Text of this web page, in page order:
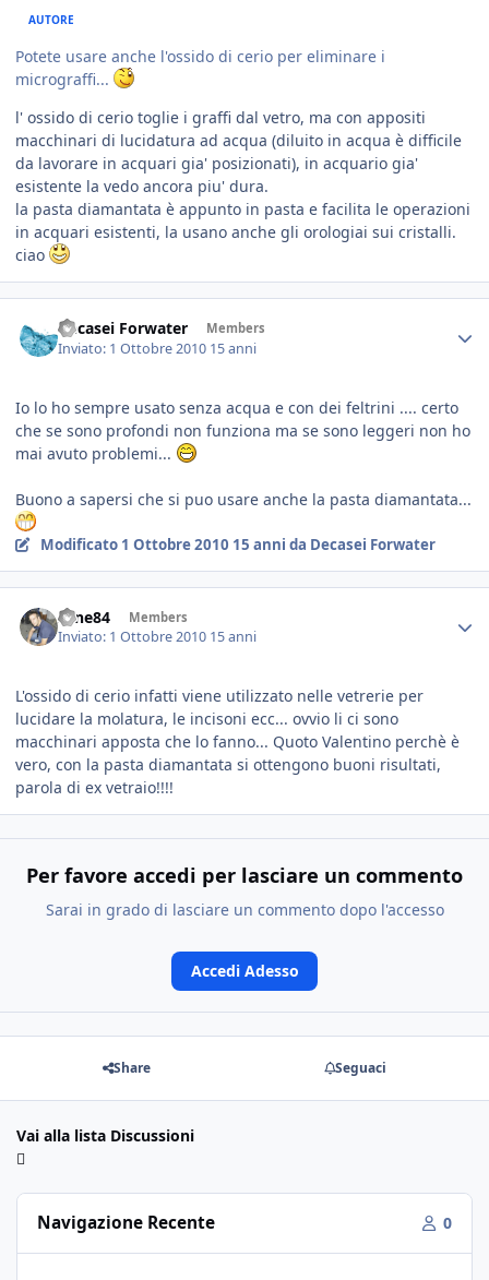
AUTORE
Potete usare anche l'ossido di cerio per eliminare i
micrograffi...
l' ossido di cerio toglie i graffi dal vetro, ma con appositi
macchinari di lucidatura ad acqua (diluito in acqua è difficile
da lavorare in acquari gia' posizionati), in acquario gia'
esistente la vedo ancora piu' dura.
la pasta diamantata è appunto in pasta e facilita le operazioni
in acquari esistenti, la usano anche gli orologiai sui cristalli.
ciao
Decasei Forwater Members
Inviato: 1 Ottobre 2010 15 anni
Io lo ho sempre usato senza acqua e con dei feltrini .... certo
che se sono profondi non funziona ma se sono leggeri non ho
mai avuto problemi...
Buono a sapersi che si puo usare anche la pasta diamantata...
Modificato 1 Ottobre 2010 15 anni da Decasei Forwater
sane84 Members
Inviato: 1 Ottobre 2010 15 anni
L'ossido di cerio infatti viene utilizzato nelle vetrerie per
lucidare la molatura, le incisoni ecc... ovvio li ci sono
macchinari apposta che lo fanno... Quoto Valentino perchè è
vero, con la pasta diamantata si ottengono buoni risultati,
parola di ex vetraio!!!!
Per favore accedi per lasciare un commento
Sarai in grado di lasciare un commento dopo l'accesso
Accedi Adesso
Share Seguaci
Vai alla lista Discussioni
Navigazione Recente 0